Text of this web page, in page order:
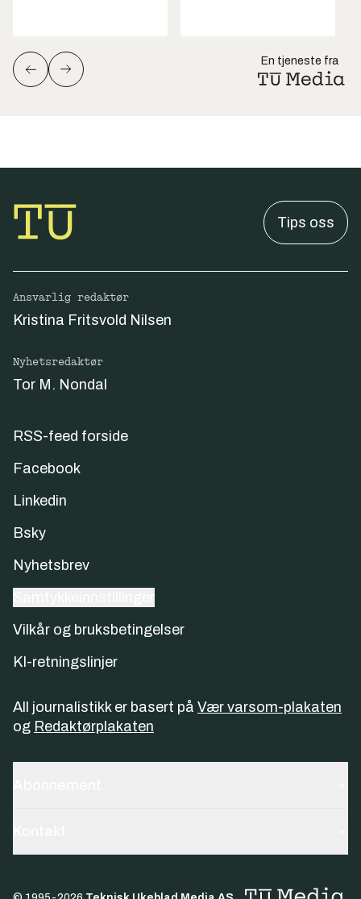
En tjeneste fra
Tips oss
Ansvarlig redaktør
Kristina Fritsvold Nilsen
Nyhetsredaktør
Tor M. Nondal
RSS-feed forside
Facebook
Linkedin
Bsky
Nyhetsbrev
Vilkår og bruksbetingelser
KI-retningslinjer
All journalistikk er basert på Vær varsom-plakaten
og Redaktørplakaten